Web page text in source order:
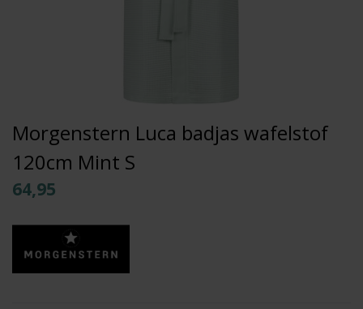
Morgenstern Luca badjas wafelstof
120cm Mint S
64,95